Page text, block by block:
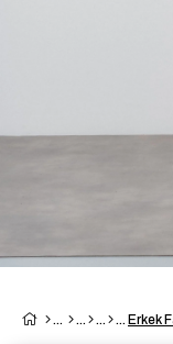
Erkek